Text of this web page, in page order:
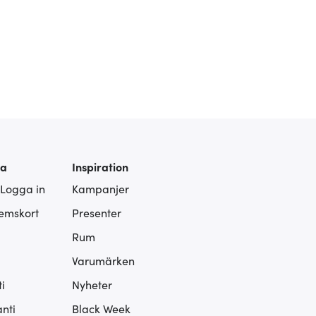
in
Inspiration
Kampanjer
Presenter
Rum
Varumärken
Nyheter
Black Week